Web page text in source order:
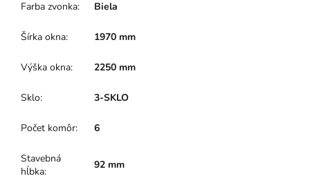
Farba zvonka: Biela
Šírka okna: 1970 mm
Výška okna: 2250 mm
Sklo: 3-SKLO
Počet komôr: 6
Stavebná
hĺbka:
92 mm